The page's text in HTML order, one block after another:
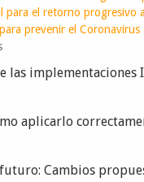
para el retorno progresivo
prevenir el Coronavirus
las implementaciones
aplicarlo
Cambios